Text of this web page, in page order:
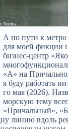
А по пути к
для моей фикции
бизнес-центр
«А» на
я буду работать
го мая (2026).
морскую тему
«Причальный»,
линию вдоль